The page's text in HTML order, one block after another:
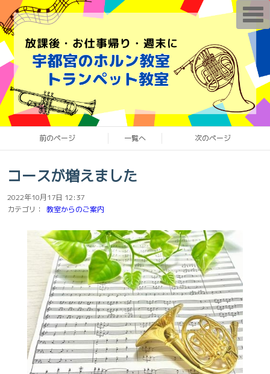
前のページ 一覧へ 次のページ
コースが増えました
2022年10月17日 12:37
カテゴリ：
教室からのご案内
T
o
g
e
n
v
g
a
i